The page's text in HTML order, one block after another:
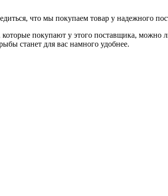
что мы покупаем товар у надежного
покупают у этого поставщика, можно
станет для вас намного удобнее.